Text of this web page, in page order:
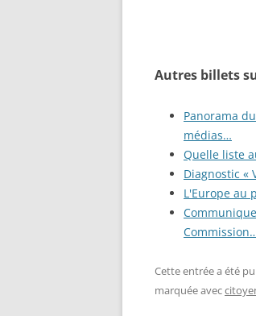
Autres billets
Panorama
médias…
Quelle liste
Diagnostic «
L'Europe au
Cette entrée a été
marquée avec